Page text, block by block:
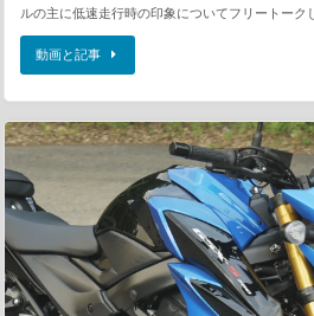
ルの主に低速走行時の印象についてフリートーク
動画と記事